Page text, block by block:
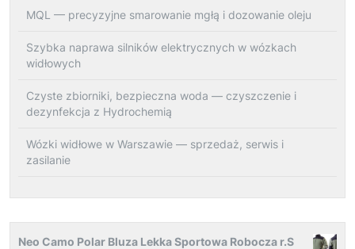
MQL — precyzyjne smarowanie mgłą i dozowanie oleju
Szybka naprawa silników elektrycznych w wózkach
widłowych
Czyste zbiorniki, bezpieczna woda — czyszczenie i
dezynfekcja z Hydrochemią
Wózki widłowe w Warszawie — sprzedaż, serwis i
zasilanie
Neo Camo Polar Bluza Lekka Sportowa Robocza r.S